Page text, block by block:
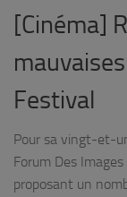
[Cinéma]
Festival
Pour sa vingt-et-
Forum Des
proposant un